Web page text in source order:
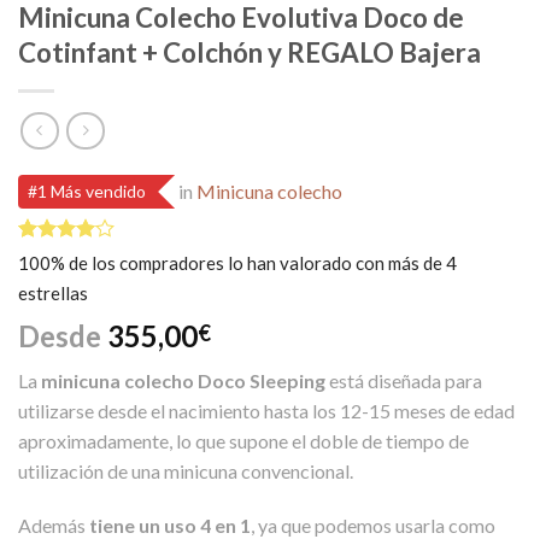
Minicuna Colecho Evolutiva Doco de
Cotinfant + Colchón y REGALO Bajera
#1 Más vendido in Minicuna colecho
Valorado
4.00
sobre 5
en
1
puntuación
de cliente
100% de los compradores lo han valorado con más de 4
estrellas
Desde 355,00€
La minicuna colecho Doco Sleepingestá diseñada para
utilizarse desde el nacimiento hasta los 12-15 meses de edad
aproximadamente, lo que supone el doble de tiempo de
utilización de una minicuna convencional.
Además tiene un uso 4 en 1, ya que podemos usarla como